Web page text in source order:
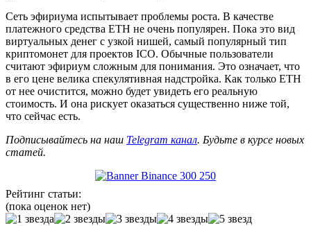
Сеть эфириума испытывает проблемы роста. В качестве
платежного средства ETH не очень популярен. Пока это вид
виртуальных денег с узкой нишей, самый популярный тип
криптомонет для проектов ICO. Обычные пользователи
считают эфириум сложным для понимания. Это означает, что
в его цене велика спекулятивная надстройка. Как только ETH
от нее очистится, можно будет увидеть его реальную
стоимость. И она рискует оказаться существенно ниже той,
что сейчас есть.
Подписывайтесь на наш Telegram канал. Будьте в курсе новых
статей.
Рейтинг статьи:
(пока оценок нет)